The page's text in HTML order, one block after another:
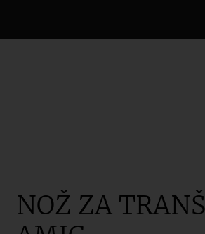
NOŽ ZA